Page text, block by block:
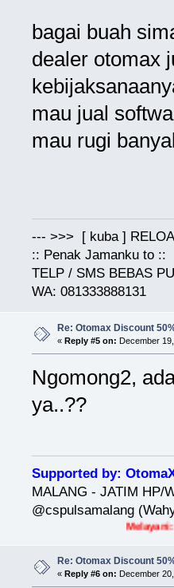
bagai buah
dealer otomax
mau jual
mau rugi
--- >>> [ kuba ]
:: Penak Jamanku to ::
TELP / SMS BEBAS
WA: 081333888131
Re: Otomax Discount
« Reply #5 on: December
Ngomong2,
ya..??
Supported by:
MALANG - JATIM HP/
@cspulsamalang
Melayani: Beli
Re: Otomax Discount
« Reply #6 on: December